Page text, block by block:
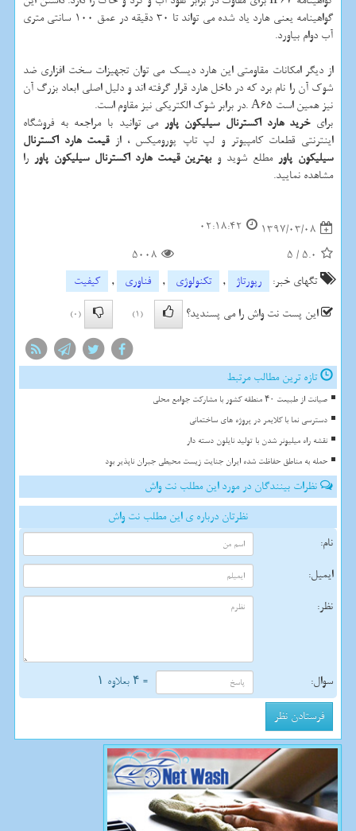
گواهینامه یعنی هارد یاد شده می تواند تا 30 دقیقه در عمق 100 سانتی متری
آب دوام بیاورد.
از دیگر امکانات مقاومتی این هارد دیسک می توان تجهیزات سخت افزاری ضد
شوک آن را نام برد که در داخل هارد قرار گرفته اند و دلیل اصلی ابعاد بزرگ آن
نیز همین است . A65در برابر شوک الکتریکی نیز مقاوم است.
برایخرید هارد اکسترنال سیلیکون پاور می توانید با مراجعه به فروشگاه
اینترنتی قطعات کامپیوتر و لپ تاپ پورومیکس ، ازقیمت هارد اکسترنال
سیلیکون پاورمطلع شوید وبهترین قیمت هارد اکسترنال سیلیکون پاور را
مشاهده نمایید.
1397/03/08
02:18:42
5.0
/
5
5008
تگهای خبر:
رپورتاژ , تكنولوژی , فناوری ,
كیفیت
این پست نت واش را می پسندید؟
(1)
(0)
تازه ترین مطالب مرتبط
صیانت از طبیعت ۴۰ منطقه کشور با مشارکت جوامع محلی
دسترسی نما با کلایمر در پروژه های ساختمانی
نقشه راه میلیونر شدن با تولید نایلون دسته دار
حمله به مناطق حفاظت شده ایران جنایت زیست محیطی جبران ناپذیر بود
نظرات بینندگان در مورد این مطلب نت واش
نظرتان درباره ی این مطلب نت واش
نام:
ایمیل:
نظر:
سوال: = ۴ بعلاوه ۱